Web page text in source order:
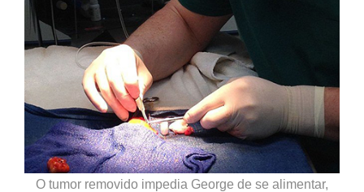
O tumor removido impedia George de se alimentar,